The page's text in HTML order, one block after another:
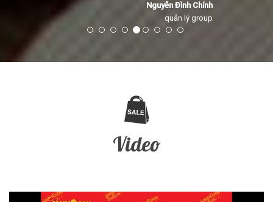
Nguyễn Đình Chính
quản lý group
Video